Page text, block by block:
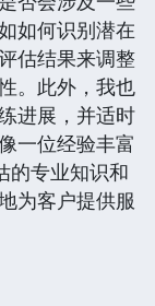
如何识别潜在
估结果来调整
。此外，我也
进展，并适时
一位经验丰富
的专业知识和
为客户提供服